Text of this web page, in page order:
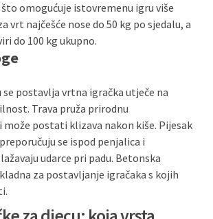
što omogućuje istovremenu igru više
vrt najčešće nose do 50 kg po sjedalu, a
do 100 kg ukupno.
se postavlja vrtna igračka utječe na
Trava pruža prirodnu
postati klizava nakon kiše. Pijesak
se ispod penjalica i
udarce pri padu. Betonska
za postavljanje igračaka s kojih